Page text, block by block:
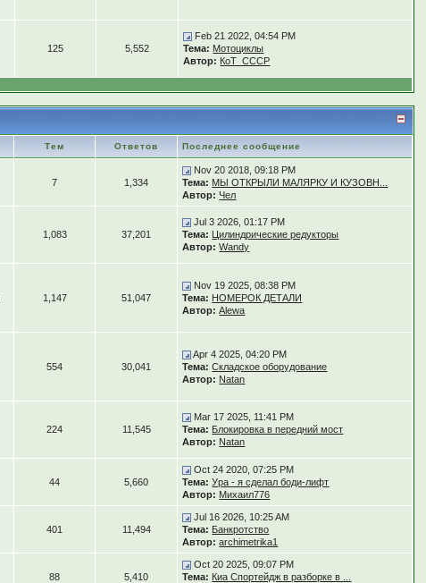
125 5,552
Feb 21 2022, 04:54 PM
Тема: Мотоциклы
Автор: КоТ_СССР
Тем Ответов Последнее сообщение
7 1,334
Nov 20 2018, 09:18 PM
Тема: МЫ ОТКРЫЛИ МАЛЯРКУ И КУЗОВН...
Автор: Чел
1,083 37,201
Jul 3 2026, 01:17 PM
Тема: Цилиндрические редукторы
Автор: Wandy
1,147 51,047
Nov 19 2025, 08:38 PM
Тема: НОМЕРОК ДЕТАЛИ
Автор: Alewa
554 30,041
Apr 4 2025, 04:20 PM
Тема: Складское оборудование
Автор: Natan
224 11,545
Mar 17 2025, 11:41 PM
Тема: Блокировка в передний мост
Автор: Natan
44 5,660
Oct 24 2020, 07:25 PM
Тема: Ура - я сделал боди-лифт
Автор: Михаил776
401 11,494
Jul 16 2026, 10:25 AM
Тема: Банкротство
Автор: archimetrika1
88 5,410
Oct 20 2025, 09:07 PM
Тема: Киа Спортейдж в разборке в ...